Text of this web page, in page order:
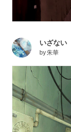
いざない
by朱華